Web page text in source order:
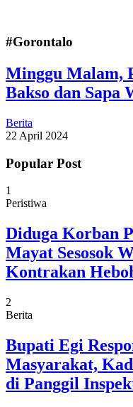
#Gorontalo
Minggu Malam,
Bakso dan Sapa
Berita
22 April 2024
Popular Post
1
Peristiwa
Diduga Korban
Mayat Sesosok
Kontrakan
2
Berita
Bupati Egi
Masyarakat,
di Panggil